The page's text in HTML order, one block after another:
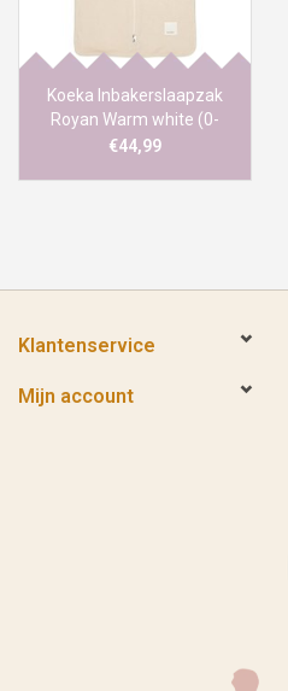
Koeka Inbakerslaapzak
Royan Warm white (0-
3m)
€44,99
Klantenservice
Mijn account